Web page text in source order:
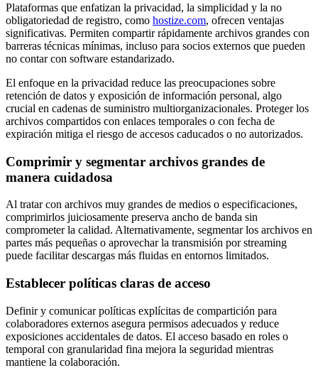
Plataformas que enfatizan la privacidad, la simplicidad y la no
obligatoriedad de registro, como hostize.com, ofrecen ventajas
significativas. Permiten compartir rápidamente archivos grandes con
barreras técnicas mínimas, incluso para socios externos que pueden
no contar con software estandarizado.
El enfoque en la privacidad reduce las preocupaciones sobre
retención de datos y exposición de información personal, algo
crucial en cadenas de suministro multiorganizacionales. Proteger los
archivos compartidos con enlaces temporales o con fecha de
expiración mitiga el riesgo de accesos caducados o no autorizados.
Comprimir y segmentar archivos grandes de
manera cuidadosa
Al tratar con archivos muy grandes de medios o especificaciones,
comprimirlos juiciosamente preserva ancho de banda sin
comprometer la calidad. Alternativamente, segmentar los archivos en
partes más pequeñas o aprovechar la transmisión por streaming
puede facilitar descargas más fluidas en entornos limitados.
Establecer políticas claras de acceso
Definir y comunicar políticas explícitas de compartición para
colaboradores externos asegura permisos adecuados y reduce
exposiciones accidentales de datos. El acceso basado en roles o
temporal con granularidad fina mejora la seguridad mientras
mantiene la colaboración.